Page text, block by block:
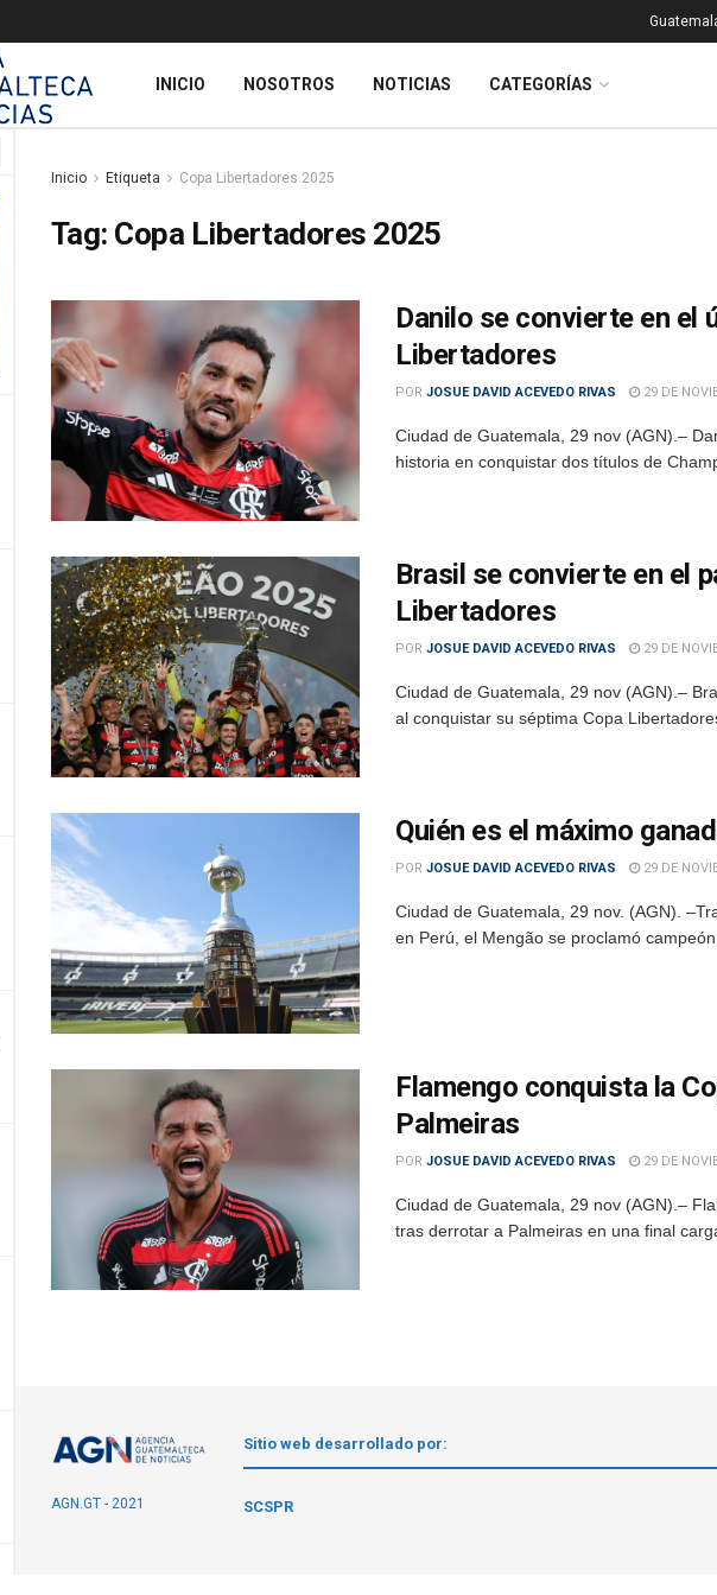
INICIO NOSOTROS NOTICIAS CATEGORÍAS
Inicio Etiqueta Copa Libertadores 2025
Tag: Copa Libertadores 2025
Danilo se convierte en el
Libertadores
POR JOSUE DAVID ACEVEDO RIVAS 29 DE
Ciudad de Guatemala, 29 nov (AGN).–
historia en conquistar dos títulos de
Brasil se convierte en el
Libertadores
POR JOSUE DAVID ACEVEDO RIVAS 29 DE
Ciudad de Guatemala, 29 nov (AGN).–
al conquistar su séptima Copa
Quién es el máximo
POR JOSUE DAVID ACEVEDO RIVAS 29 DE
Ciudad de Guatemala, 29 nov. (AGN).
en Perú, el Mengão se proclamó
Flamengo conquista la
Palmeiras
POR JOSUE DAVID ACEVEDO RIVAS 29 DE
Ciudad de Guatemala, 29 nov (AGN).–
tras derrotar a Palmeiras en una final
AGN.GT - 2021
Sitio web desarrollado por:
SCSPR